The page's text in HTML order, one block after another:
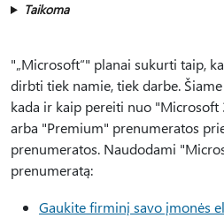
Taikoma
"„Microsoft“" planai sukurti taip,
dirbti tiek namie, tiek darbe.
kada ir kaip pereiti nuo "Microsoft
arba "Premium" prenumeratos
prenumeratos. Naudodami
prenumeratą:
Gaukite firminį savo įmonės